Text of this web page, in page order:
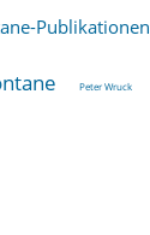
Publikationen
Peter Wruck